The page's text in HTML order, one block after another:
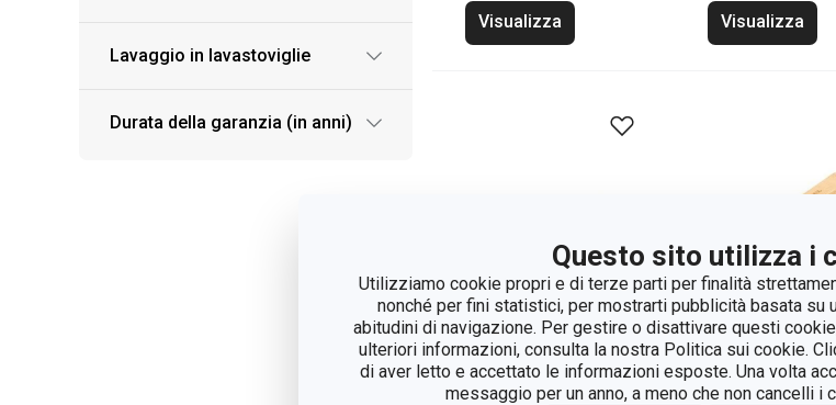
Questo sito utilizza i
Utilizziamo cookie propri e di terze parti per finalità
nonché per fini statistici, per mostrarti pubblicità basata su
abitudini di navigazione. Per gestire o disattivare questi
ulteriori informazioni, consulta la nostra Politica sui cookie.
di aver letto e accettato le informazioni esposte. Una volta
messaggio per un anno, a meno che non cancelli i
Lavaggio in lavastoviglie
Durata della garanzia (in anni)
Visualizza Visualizza